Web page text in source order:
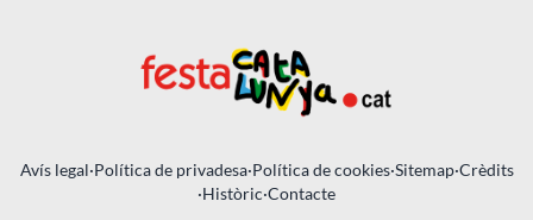
Avís legal·Política de privadesa·Política de cookies·Sitemap·Crèdits
·Històric·Contacte